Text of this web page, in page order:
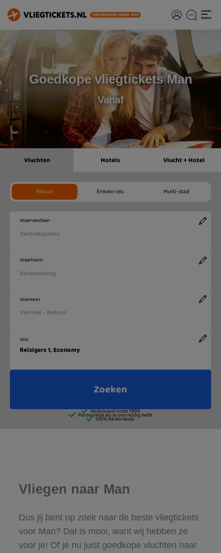
Goedkope vliegtickets Man
Vanaf
Vliegen naar Man
Dus jij bent op zoek naar de beste vliegtickets
voor Man? Dat is mooi, want wij hebben ze
voor je! Of je nu juist goedkope vluchten naar